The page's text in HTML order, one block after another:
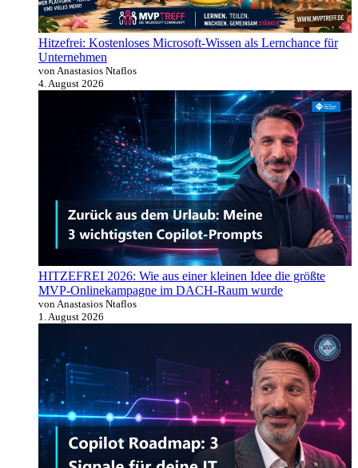
Hitzefrei: Kostenloses Microsoft-Wissen als Lernchance für
Unternehmen
von Anastasios Ntaflos
4. August 2026
HITZEFREI 2026: Wie aus einer kleinen Idee die größte
MVP-Onlinekampagne im DACH-Raum wurde
von Anastasios Ntaflos
1. August 2026